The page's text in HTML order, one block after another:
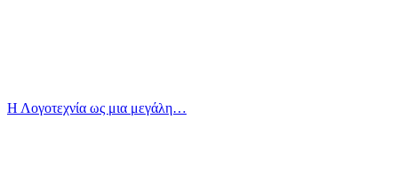
Η Λογοτεχνία ως μια μεγάλη…